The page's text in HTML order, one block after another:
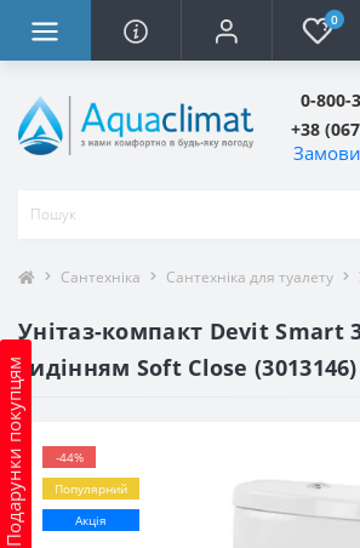
0
0-800-
+38
Подарунки покупцям
Сантехніка Сантехніка для туалету
Унітаз-компакт Devit Smart
сидінням Soft Close (3013146)
-44%
Популярний
Акція